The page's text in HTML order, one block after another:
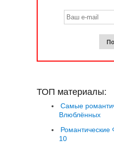
ТОП материалы:
Самые
Влюблённых
10